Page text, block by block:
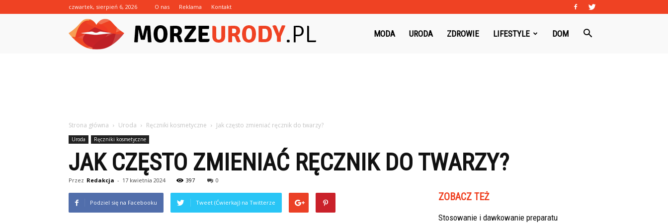
czwartek, sierpień 6, 2026 O nas Reklama Kontakt
MODA URODA ZDROWIE LIFESTYLE DOM
Strona główna Uroda Ręczniki kosmetyczne Jak często zmieniać ręcznik do twarzy?
Uroda Ręczniki kosmetyczne
JAK CZĘSTO ZMIENIAĆ RĘCZNIK DO TWARZY?
Przez Redakcja - 17 kwietnia 2024 397 0
Podziel się na Facebooku Tweet (Ćwierkaj) na Twitterze ZOBACZ TEŻ
Stosowanie i dawkowanie preparatu